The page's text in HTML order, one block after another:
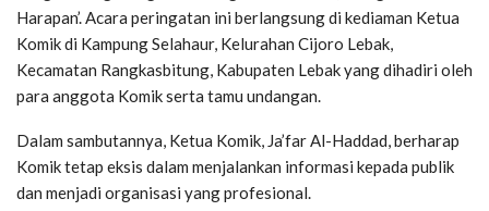
Harapan’. Acara peringatan ini berlangsung di kediaman Ketua
Komik di Kampung Selahaur, Kelurahan Cijoro Lebak,
Kecamatan Rangkasbitung, Kabupaten Lebak yang dihadiri oleh
para anggota Komik serta tamu undangan.
Dalam sambutannya, Ketua Komik, Ja’far Al-Haddad, berharap
Komik tetap eksis dalam menjalankan informasi kepada publik
dan menjadi organisasi yang profesional.